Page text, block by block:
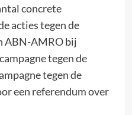
concrete
acties tegen de
ABN-AMRO bij
tegen de
tegen de
een referendum over